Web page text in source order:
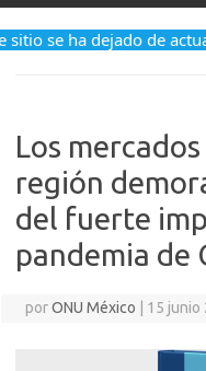
se ha dejado de
Los
región
del fuerte
pandemia de
porONU México 15 junio